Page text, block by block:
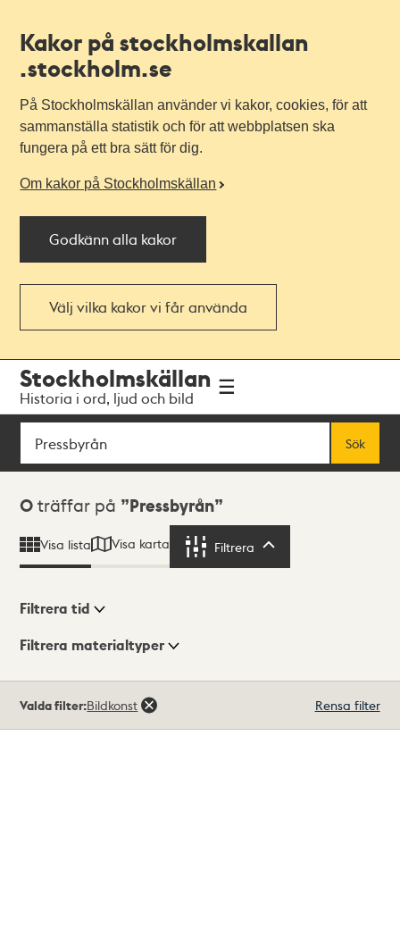
Kakor på stockholmskallan
.stockholm.se
På Stockholmskällan använder vi kakor, cookies, för att
sammanställa statistik och för att webbplatsen ska
fungera på ett bra sätt för dig.
Om kakor på Stockholmskällan
Godkänn alla kakor
Välj vilka kakor vi får använda
navigationen
huvudinnehållet
Stockholmskällan
Historia i ord, ljud och bild
Sök
Sök
Sökresultat
0 träffar på Pressbyrån
Visa lista Visa karta Filtrera
Visningsläge
Filtrera tid
Filtrera materialtyper
träffar
Valda filter:Bildkonst Rensa filter